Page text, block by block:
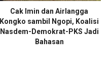
Cak Imin dan Airlangga
Kongko sambil Ngopi, Koalisi
Nasdem-Demokrat-PKS Jadi
Bahasan